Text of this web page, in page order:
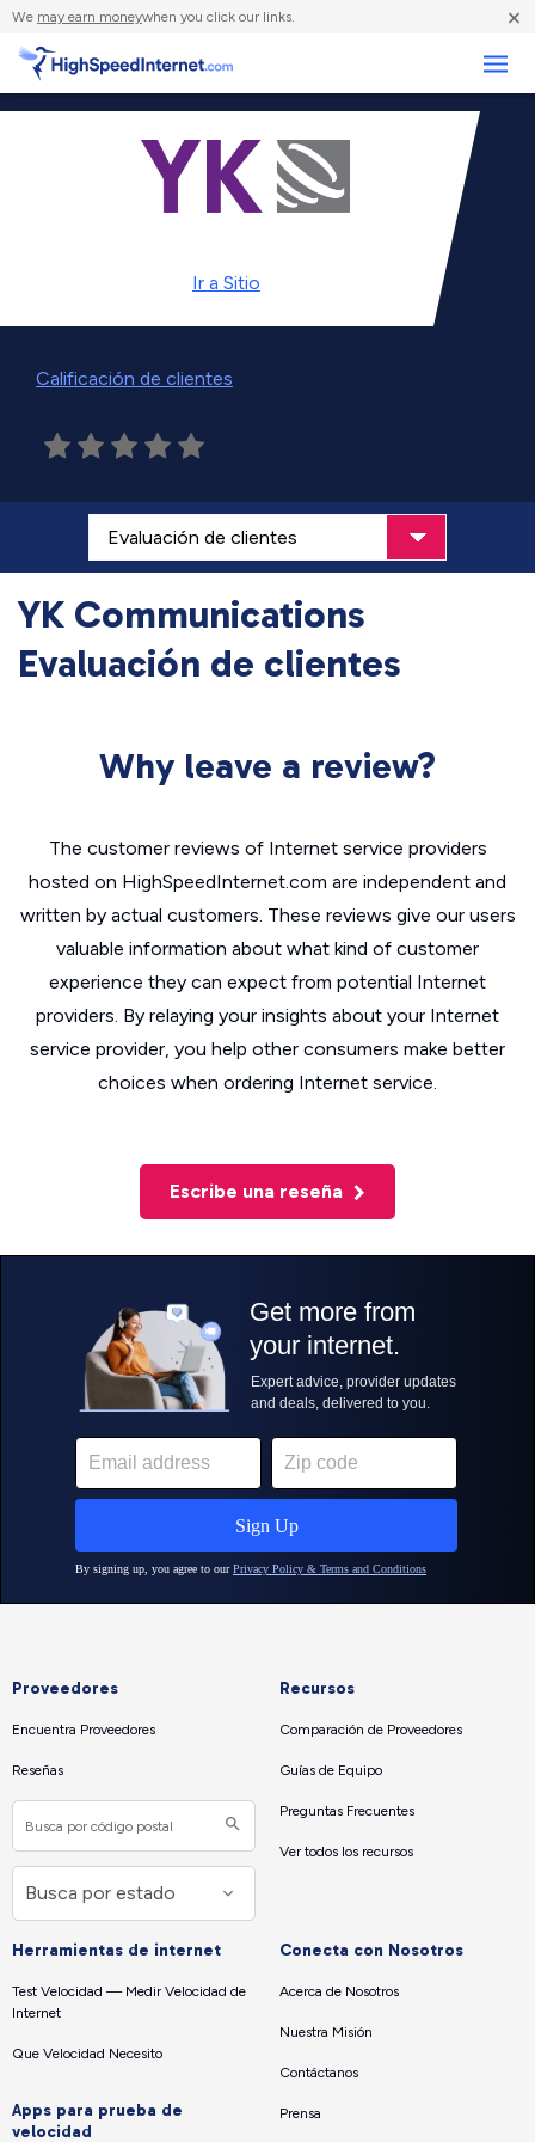
We may earn moneywhen you click our links. ×
Ir a Sitio
Calificación de clientes
YK Communications
Evaluación de clientes
Why leave a review?
The customer reviews of Internet service providers
hosted on HighSpeedInternet.com are independent and
written by actual customers. These reviews give our users
valuable information about what kind of customer
experience they can expect from potential Internet
providers. By relaying your insights about your Internet
service provider, you help other consumers make better
choices when ordering Internet service.
Escribe una reseña
Proveedores
Encuentra Proveedores
Reseñas
Recursos
Comparación de Proveedores
Guías de Equipo
Preguntas Frecuentes
Ver todos los recursos
Herramientas de internet
Test Velocidad — Medir Velocidad de
Internet
Que Velocidad Necesito
Apps para prueba de
velocidad
Conecta con Nosotros
Acerca de Nosotros
Nuestra Misión
Contáctanos
Prensa